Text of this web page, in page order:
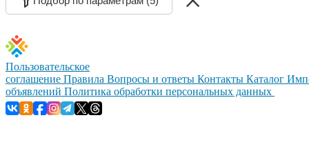
Пользовательское
соглашение Правила Вопросы и ответы Контакты Каталог
объявлений Политика обработки персональных данных